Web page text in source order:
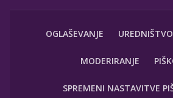
OGLAŠEVANJE UREDNIŠTVO
MODERIRANJE
SPREMENI NASTAVITVE